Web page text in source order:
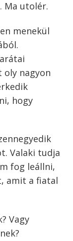
Ma utolér.
menekül
oly nagyon
hogy
Valaki tudja
fog leállni,
amit a fiatal
Vagy